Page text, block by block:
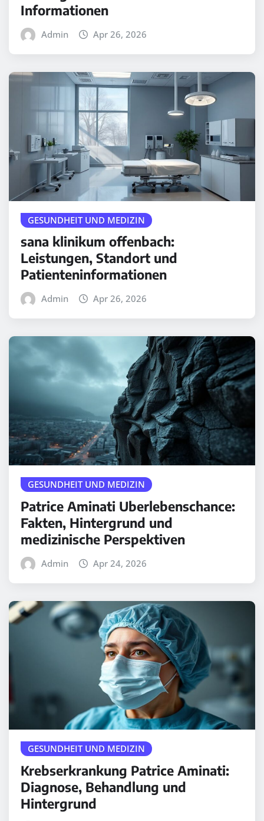
Informationen
Admin Apr 26, 2026
GESUNDHEIT UND MEDIZIN
sana klinikum offenbach:
Leistungen, Standort und
Patienteninformationen
Admin Apr 26, 2026
GESUNDHEIT UND MEDIZIN
Patrice Aminati Uberlebenschance:
Fakten, Hintergrund und
medizinische Perspektiven
Admin Apr 24, 2026
GESUNDHEIT UND MEDIZIN
Krebserkrankung Patrice Aminati:
Diagnose, Behandlung und
Hintergrund